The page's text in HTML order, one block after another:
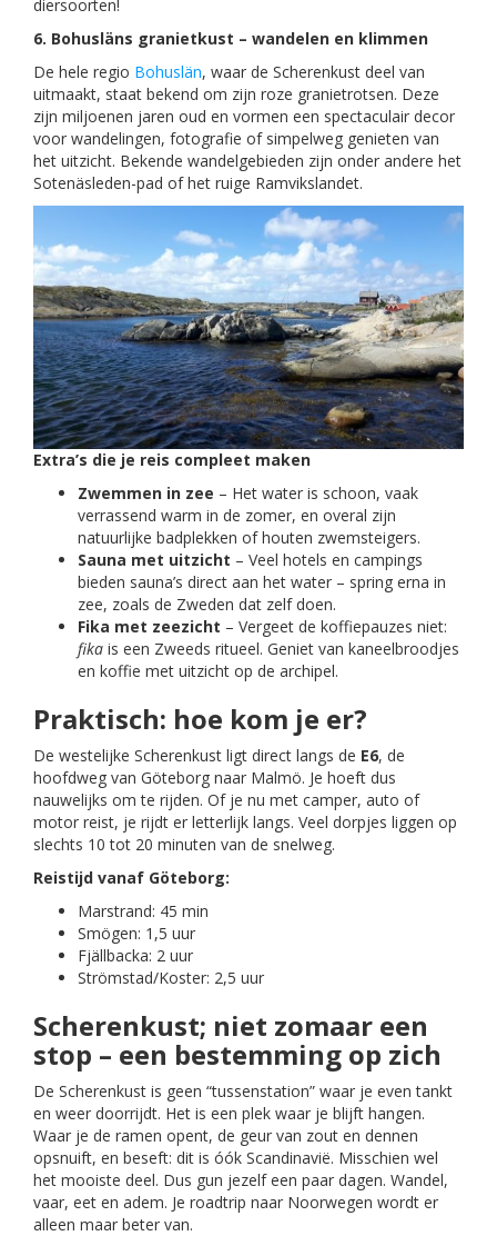
diersoorten!
6. Bohusläns granietkust – wandelen en klimmen
De hele regio Bohuslän, waar de Scherenkust deel van
uitmaakt, staat bekend om zijn roze granietrotsen. Deze
zijn miljoenen jaren oud en vormen een spectaculair decor
voor wandelingen, fotografie of simpelweg genieten van
het uitzicht. Bekende wandelgebieden zijn onder andere het
Sotenäsleden-pad of het ruige Ramvikslandet.
Extra’s die je reis compleet maken
Zwemmen in zee – Het water is schoon, vaak
verrassend warm in de zomer, en overal zijn
natuurlijke badplekken of houten zwemsteigers.
Sauna met uitzicht – Veel hotels en campings
bieden sauna’s direct aan het water – spring erna in
zee, zoals de Zweden dat zelf doen.
Fika met zeezicht – Vergeet de koffiepauzes niet:
fika is een Zweeds ritueel. Geniet van kaneelbroodjes
en koffie met uitzicht op de archipel.
Praktisch: hoe kom je er?
De westelijke Scherenkust ligt direct langs de E6, de
hoofdweg van Göteborg naar Malmö. Je hoeft dus
nauwelijks om te rijden. Of je nu met camper, auto of
motor reist, je rijdt er letterlijk langs. Veel dorpjes liggen op
slechts 10 tot 20 minuten van de snelweg.
Reistijd vanaf Göteborg:
Marstrand: 45 min
Smögen: 1,5 uur
Fjällbacka: 2 uur
Strömstad/Koster: 2,5 uur
Scherenkust; niet zomaar een
stop – een bestemming op zich
De Scherenkust is geen “tussenstation” waar je even tankt
en weer doorrijdt. Het is een plek waar je blijft hangen.
Waar je de ramen opent, de geur van zout en dennen
opsnuift, en beseft: dit is óók Scandinavië. Misschien wel
het mooiste deel. Dus gun jezelf een paar dagen. Wandel,
vaar, eet en adem. Je roadtrip naar Noorwegen wordt er
alleen maar beter van.